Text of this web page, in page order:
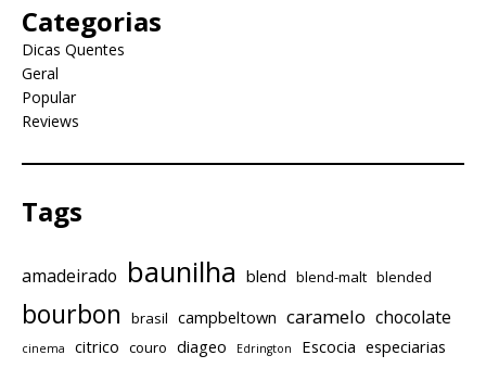
Categorias
Dicas Quentes
Geral
Popular
Reviews
Tags
amadeirado baunilha blend blend-malt blended
bourbon brasil campbeltown caramelo chocolate
cinema citrico couro diageo Edrington Escocia especiarias